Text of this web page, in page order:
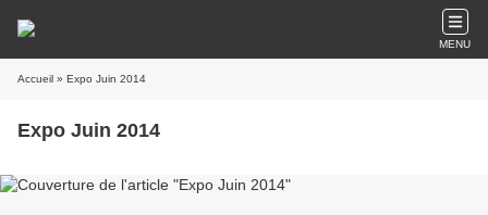
MENU
Accueil » Expo Juin 2014
Expo Juin 2014